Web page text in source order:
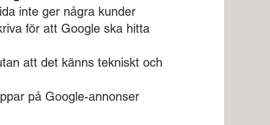
inte ger några kunder
för att Google ska hitta
att det känns tekniskt och
på Google-annonser